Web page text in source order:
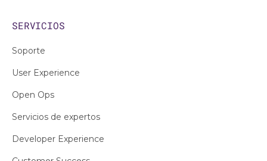
SERVICIOS
Soporte
User Experience
Open Ops
Servicios de expertos
Developer Experience